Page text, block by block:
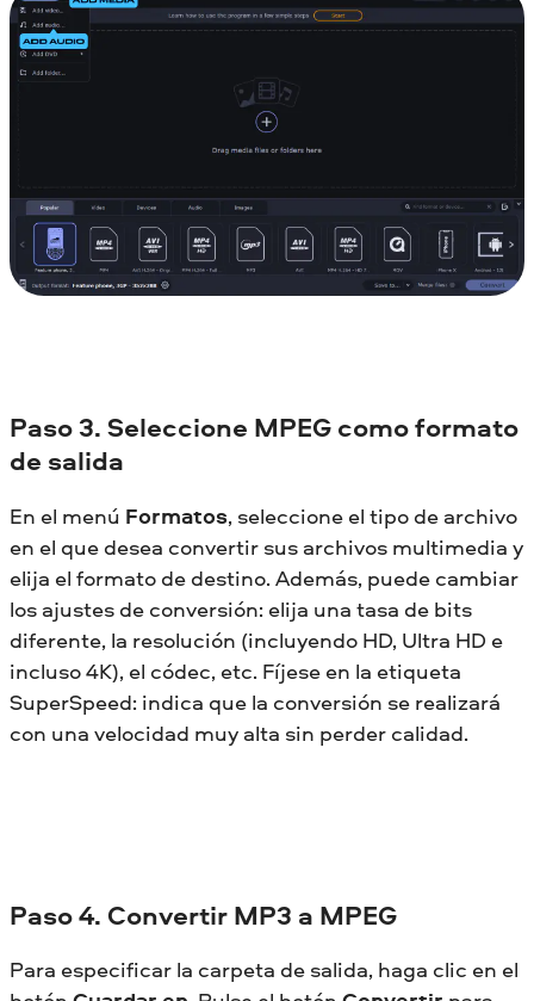
Paso 3. Seleccione MPEG como formato
de salida
En el menú Formatos, seleccione el tipo de archivo
en el que desea convertir sus archivos multimedia y
elija el formato de destino. Además, puede cambiar
los ajustes de conversión: elija una tasa de bits
diferente, la resolución (incluyendo HD, Ultra HD e
incluso 4K), el códec, etc. Fíjese en la etiqueta
SuperSpeed: indica que la conversión se realizará
con una velocidad muy alta sin perder calidad.
Paso 4. Convertir MP3 a MPEG
Para especificar la carpeta de salida, haga clic en el